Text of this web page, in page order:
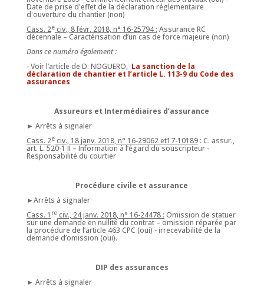
Date de prise d'effet de la déclaration réglementaire
d'ouverture du chantier (non)
Cass. 2eciv., 8 févr. 2018, n° 16-25794 : Assurance RC
décennale – Caractérisation d’un cas de force majeure (non)
Dans ce numéro également :
- Voir l’article de D. NOGUERO, La sanction de la
déclaration de chantier et l’article L. 113-9 du Code des
assurances
Assureurs et Intermédiaires d’assurance
► Arrêts à signaler
Cass. 2eciv., 18 janv. 2018, n° 16-29062 et17-10189: C. assur.,
art. L. 520-1 II – Information à l’égard du souscripteur -
Responsabilité du courtier
Procédure civile et assurance
►Arrêts à signaler
Cass. 1 reciv., 24 janv. 2018, n° 16-24478 : Omission de statuer
sur une demande en nullité du contrat – omission réparée par
la procédure de l’article 463 CPC (oui) - irrecevabilité de la
demande d’omission (oui).
DIP des assurances
► Arrêts à signaler